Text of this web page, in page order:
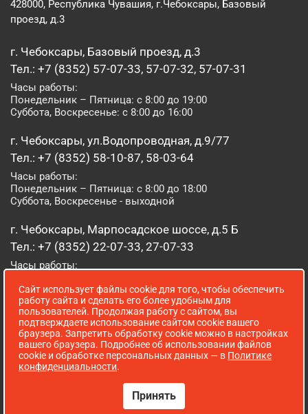
428000, Республика Чувашия, г.Чебоксары, Базовый
проезд, д.3
г. Чебоксары, Базовый проезд, д.3
Тел.: +7 (8352) 57-07-33, 57-07-32, 57-07-31
Часы работы:
Понедельник – Пятница: с 8:00 до 19:00
Суббота, Воскресенье: с 8:00 до 16:00
г. Чебоксары, ул.Водопроводная, д.9/77
Тел.: +7 (8352) 58-10-87, 58-03-64
Часы работы:
Понедельник – Пятница: с 8:00 до 18:00
Суббота, Воскресенье - выходной
г. Чебоксары, Марпосадское шоссе, д.5 Б
Тел.: +7 (8352) 22-07-33, 27-07-33
Часы работы:
Суббота, Воскресенье: с 8:00 до 16:00
г. Йошкар-Ола, ул. Луначарского, д. 52 А
Тел.: (8362) 41-07-31
Часы работы:
Понедельник – Пятница: с 8:00 до 18:00
Сопровождение сайта WebStroy
Сайт использует файлы cookie для того, чтобы обеспечить
работу сайта и сделать его более удобным для
пользователей. Продолжая работу с сайтом, вы
подтверждаете использование сайтом cookie вашего
браузера. Запретить обработку cookie можно в настройках
вашего браузера. Подробнее об использовании файлов
cookie и обработке персональных данных — в Политике
конфиденциальности.
Принять